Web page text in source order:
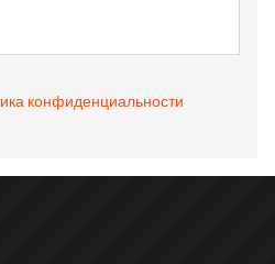
конфиденциальности